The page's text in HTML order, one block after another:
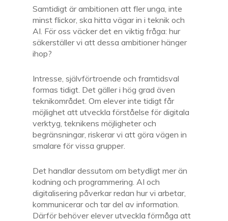
Samtidigt är ambitionen att fler unga, inte
minst flickor, ska hitta vägar in i teknik och
AI. För oss väcker det en viktig fråga: hur
säkerställer vi att dessa ambitioner hänger
ihop?
Intresse, självförtroende och framtidsval
formas tidigt. Det gäller i hög grad även
teknikområdet. Om elever inte tidigt får
möjlighet att utveckla förståelse för digitala
verktyg, teknikens möjligheter och
begränsningar, riskerar vi att göra vägen in
smalare för vissa grupper.
Det handlar dessutom om betydligt mer än
kodning och programmering. AI och
digitalisering påverkar redan hur vi arbetar,
kommunicerar och tar del av information.
Därför behöver elever utveckla förmåga att